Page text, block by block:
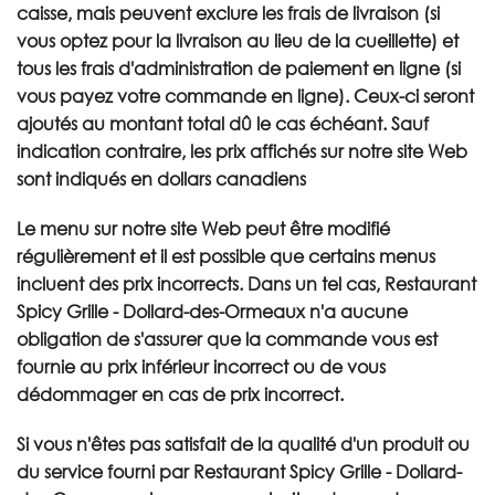
caisse, mais peuvent exclure les frais de livraison (si
vous optez pour la livraison au lieu de la cueillette) et
tous les frais d'administration de paiement en ligne (si
vous payez votre commande en ligne). Ceux-ci seront
ajoutés au montant total dû le cas échéant. Sauf
indication contraire, les prix affichés sur notre site Web
sont indiqués en dollars canadiens
Le menu sur notre site Web peut être modifié
régulièrement et il est possible que certains menus
incluent des prix incorrects. Dans un tel cas, Restaurant
Spicy Grille - Dollard-des-Ormeaux n'a aucune
obligation de s'assurer que la commande vous est
fournie au prix inférieur incorrect ou de vous
dédommager en cas de prix incorrect.
Si vous n'êtes pas satisfait de la qualité d'un produit ou
du service fourni par Restaurant Spicy Grille - Dollard-